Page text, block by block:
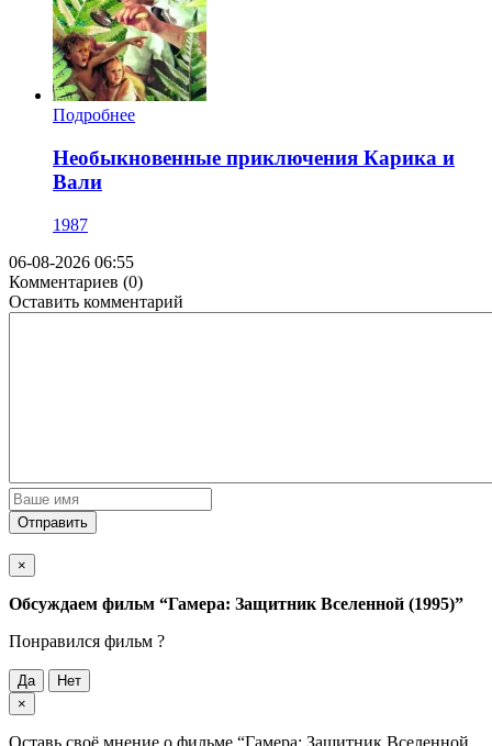
Подробнее
Необыкновенные приключения Карика и
Вали
1987
06-08-2026 06:55
Комментариев (0)
Оставить комментарий
Отправить
×
Обсуждаем фильм “Гамера: Защитник Вселенной (1995)”
Понравился фильм ?
Да
Нет
×
Оставь своё мнение о фильме “Гамера: Защитник Вселенной